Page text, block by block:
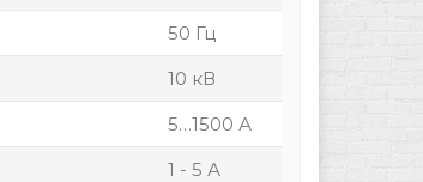
50 Гц
10 кВ
5…1500 А
1 - 5 А